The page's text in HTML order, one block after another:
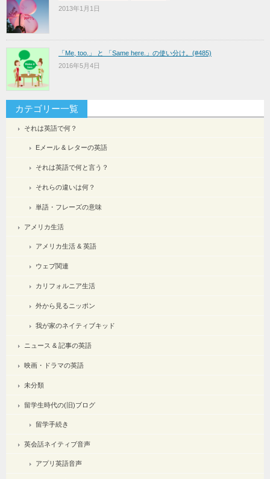
2013年1月1日
「Me, too.」 と 「Same here.」の使い分け。(#485)
2016年5月4日
カテゴリー一覧
それは英語で何？
Eメール & レターの英語
それは英語で何と言う？
それらの違いは何？
単語・フレーズの意味
アメリカ生活
アメリカ生活 & 英語
ウェブ関連
カリフォルニア生活
外から見るニッポン
我が家のネイティブキッド
ニュース & 記事の英語
映画・ドラマの英語
未分類
留学生時代の(旧)ブログ
留学手続き
英会話ネイティブ音声
アプリ英語音声